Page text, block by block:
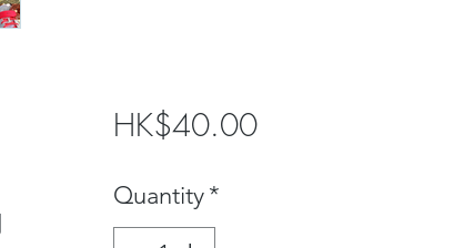
HK$40.00Price
Quantity*